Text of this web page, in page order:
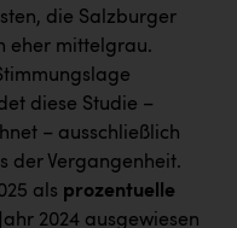
die Salzburger
eher mittelgrau.
diese Studie –
– ausschließlich
der Vergangenheit.
als prozentuelle
2024 ausgewiesen